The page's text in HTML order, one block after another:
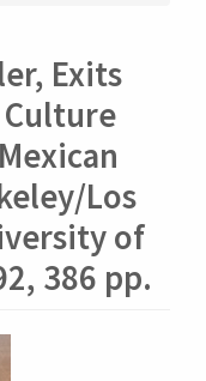
Exits
Los
of
386 pp.